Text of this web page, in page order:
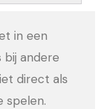
in een
andere
direct als
spelen.